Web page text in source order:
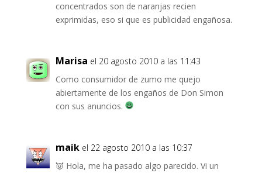
concentrados son de naranjas recien
exprimidas, eso si que es publicidad engañosa.
Marisa el 20 agosto 2010 a las 11:43
Como consumidor de zumo me quejo
abiertamente de los engaños de Don Simon
con sus anuncios.
maik el 22 agosto 2010 a las 10:37
👿 Hola, me ha pasado algo parecido. Vi un